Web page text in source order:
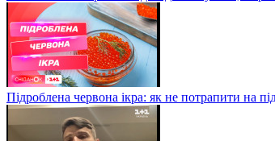
Підроблена червона ікра: як не потрапити на